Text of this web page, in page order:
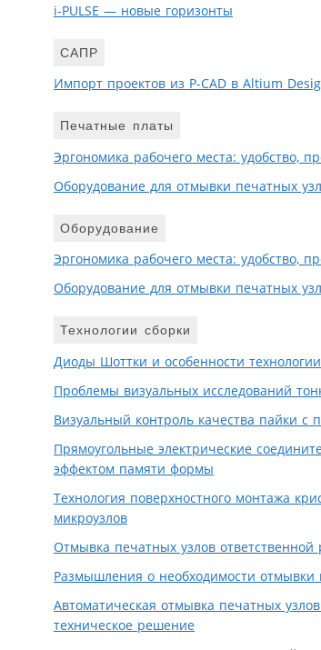
i-PULSE — новые горизонты
САПР
Импорт проектов из P-CAD в Altium
Печатные платы
Эргономика рабочего места: удобство,
Оборудование для отмывки печатных
Оборудование
Эргономика рабочего места: удобство,
Оборудование для отмывки печатных
Технологии сборки
Диоды Шоттки и особенности
Проблемы визуальных исследований
Визуальный контроль качества пайки
Прямоугольные электрические
эффектом памяти формы
Технология поверхностного монтажа
микроузлов
Отмывка печатных узлов
Размышления о необходимости отмывки
Автоматическая отмывка печатных
техническое решение